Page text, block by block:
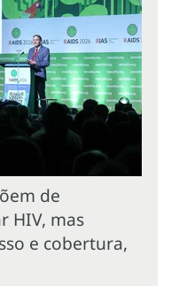
de
HIV, mas
e cobertura,